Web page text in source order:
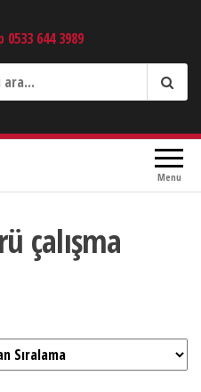
Menu
çalışma